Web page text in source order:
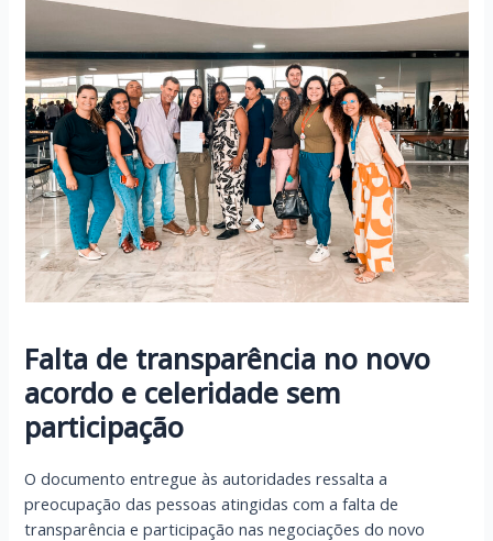
Falta de transparência no novo
acordo e celeridade sem
participação
O documento entregue às autoridades ressalta a
preocupação das pessoas atingidas com a falta de
transparência e participação nas negociações do novo